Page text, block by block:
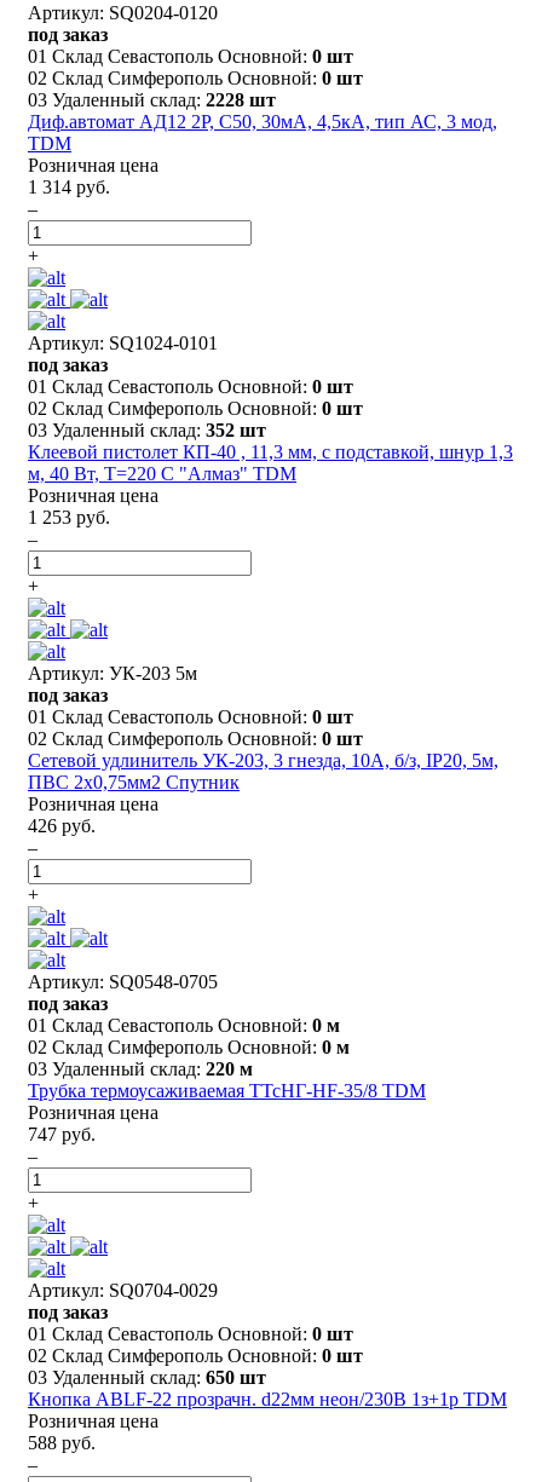
Артикул: SQ0204-0120
под заказ
01 Склад Севастополь Основной: 0 шт
02 Склад Симферополь Основной: 0 шт
03 Удаленный склад: 2228 шт
Диф.автомат АД12 2P, C50, 30мА, 4,5кА, тип АС, 3 мод,
TDM
Розничная цена
1 314 руб.
–
+
Артикул: SQ1024-0101
под заказ
01 Склад Севастополь Основной: 0 шт
02 Склад Симферополь Основной: 0 шт
03 Удаленный склад: 352 шт
Клеевой пистолет КП-40 , 11,3 мм, с подставкой, шнур 1,3
м, 40 Вт, Т=220 С "Алмаз" TDM
Розничная цена
1 253 руб.
–
+
Артикул: УК-203 5м
под заказ
01 Склад Севастополь Основной: 0 шт
02 Склад Симферополь Основной: 0 шт
Сетевой удлинитель УК-203, 3 гнезда, 10А, б/з, IP20, 5м,
ПВС 2х0,75мм2 Спутник
Розничная цена
426 руб.
–
+
Артикул: SQ0548-0705
под заказ
01 Склад Севастополь Основной: 0 м
02 Склад Симферополь Основной: 0 м
03 Удаленный склад: 220 м
Трубка термоусаживаемая ТТсНГ-HF-35/8 TDM
Розничная цена
747 руб.
–
+
Артикул: SQ0704-0029
под заказ
01 Склад Севастополь Основной: 0 шт
02 Склад Симферополь Основной: 0 шт
03 Удаленный склад: 650 шт
Кнопка ABLF-22 прозрачн. d22мм неон/230В 1з+1р TDM
Розничная цена
588 руб.
–